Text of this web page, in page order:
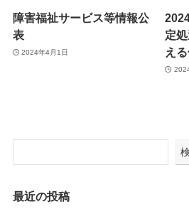
障害福祉サービス等情報公
表
2024年4月1日
定
え
最近の投稿